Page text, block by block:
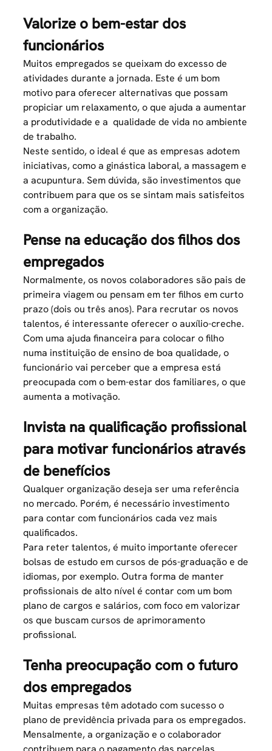
Valorize o bem-estar dos
funcionários
Muitos empregados se queixam do excesso de
atividades durante a jornada. Este é um bom
motivo para oferecer alternativas que possam
propiciar um relaxamento, o que ajuda a aumentar
a produtividade e a qualidade de vida no ambiente
de trabalho.
Neste sentido, o ideal é que as empresas adotem
iniciativas, como a ginástica laboral, a massagem e
a acupuntura. Sem dúvida, são investimentos que
contribuem para que os se sintam mais satisfeitos
com a organização.
Pense na educação dos filhos dos
empregados
Normalmente, os novos colaboradores são pais de
primeira viagem ou pensam em ter filhos em curto
prazo (dois ou três anos). Para recrutar os novos
talentos, é interessante oferecer o auxílio-creche.
Com uma ajuda financeira para colocar o filho
numa instituição de ensino de boa qualidade, o
funcionário vai perceber que a empresa está
preocupada com o bem-estar dos familiares, o que
aumenta a motivação.
Invista na qualificação profissional
para motivar funcionários através
de benefícios
Qualquer organização deseja ser uma referência
no mercado. Porém, é necessário investimento
para contar com funcionários cada vez mais
qualificados.
Para reter talentos, é muito importante oferecer
bolsas de estudo em cursos de pós-graduação e de
idiomas, por exemplo. Outra forma de manter
profissionais de alto nível é contar com um bom
plano de cargos e salários, com foco em valorizar
os que buscam cursos de aprimoramento
profissional.
Tenha preocupação com o futuro
dos empregados
Muitas empresas têm adotado com sucesso o
plano de previdência privada para os empregados.
Mensalmente, a organização e o colaborador